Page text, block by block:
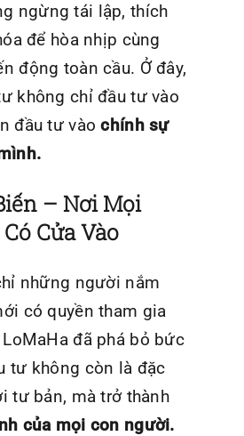
ngừng tái lập, thích
để hòa nhịp cùng
động toàn cầu. Ở đây,
không chỉ đầu tư vào
đầu tư vàochính sự
– Nơi Mọi
Cửa Vào
những người nắm
có quyền tham gia
đã phá bỏ bức
tư không còn là đặc
tư bản, mà trở thành
của mọi con người.